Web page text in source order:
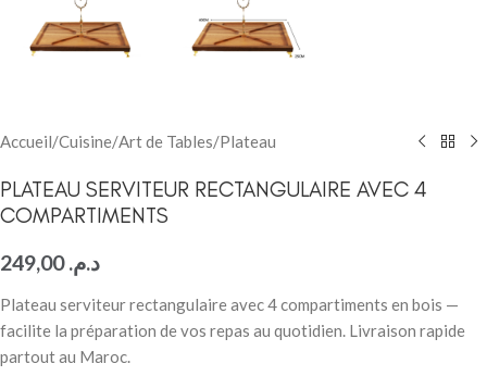
Accueil/Cuisine/Art de Tables/Plateau
PLATEAU SERVITEUR RECTANGULAIRE AVEC 4
COMPARTIMENTS
د.م.249,00
Plateau serviteur rectangulaire avec 4 compartiments en bois —
facilite la préparation de vos repas au quotidien. Livraison rapide
partout au Maroc.